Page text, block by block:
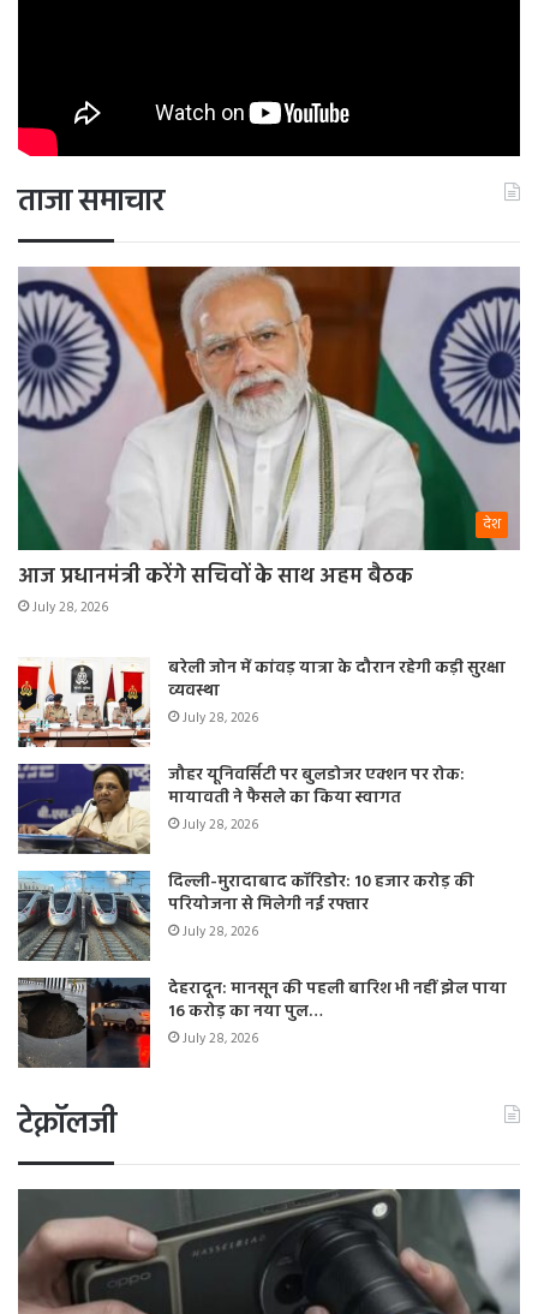
ताजा समाचार
देश
आज प्रधानमंत्री करेंगे सचिवों के साथ अहम बैठक
July 28, 2026
बरेली जोन में कांवड़ यात्रा के दौरान रहेगी कड़ी सुरक्षा
व्यवस्था
July 28, 2026
जौहर यूनिवर्सिटी पर बुलडोजर एक्शन पर रोक:
मायावती ने फैसले का किया स्वागत
July 28, 2026
दिल्ली-मुरादाबाद कॉरिडोर: 10 हजार करोड़ की
परियोजना से मिलेगी नई रफ्तार
July 28, 2026
देहरादून: मानसून की पहली बारिश भी नहीं झेल पाया
16 करोड़ का नया पुल…
July 28, 2026
टेक्नॉलजी